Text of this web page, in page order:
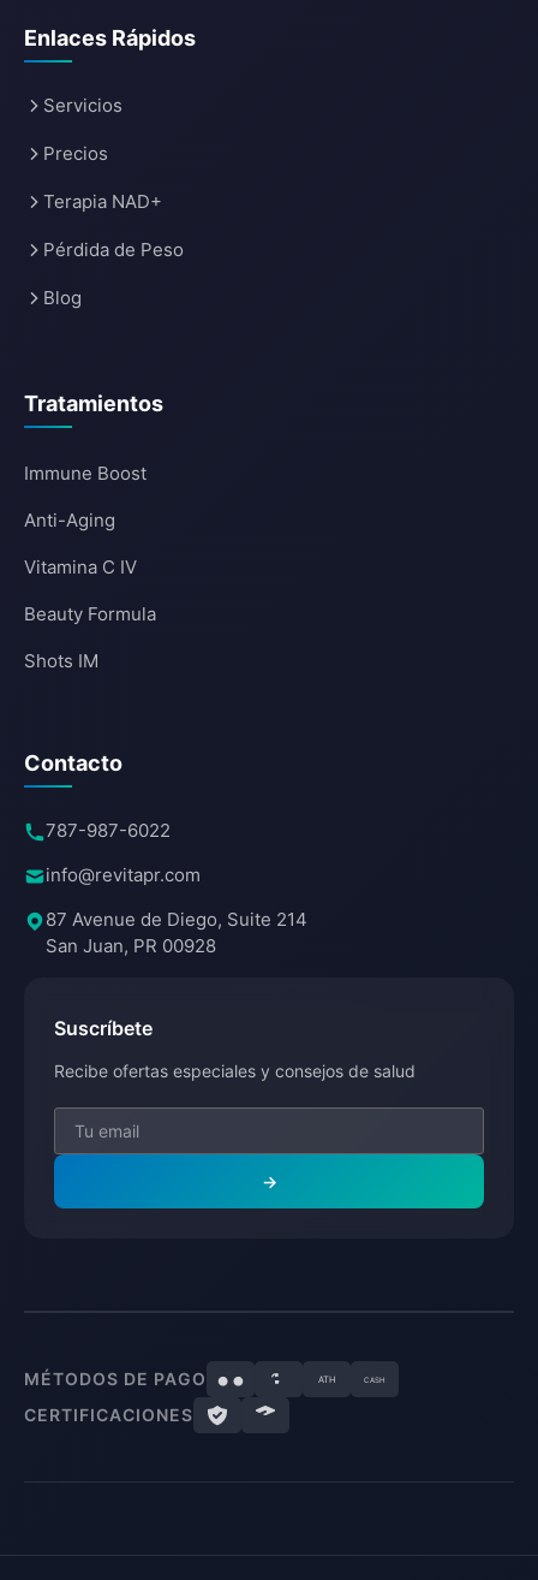
Enlaces Rápidos
Servicios
Precios
Terapia NAD+
Pérdida de Peso
Blog
Tratamientos
Immune Boost
Anti-Aging
Vitamina C IV
Beauty Formula
Shots IM
Contacto
787-987-6022
info@revitapr.com
87 Avenue de Diego, Suite 214
San Juan, PR 00928
Suscríbete
Recibe ofertas especiales y consejos de salud
→
MÉTODOS DE PAGO ATH CASH
CERTIFICACIONES